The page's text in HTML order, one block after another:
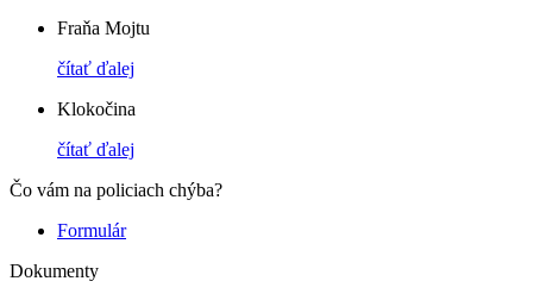
Fraňa Mojtu
čítať ďalej
Klokočina
čítať ďalej
Čo vám na policiach chýba?
Formulár
Dokumenty